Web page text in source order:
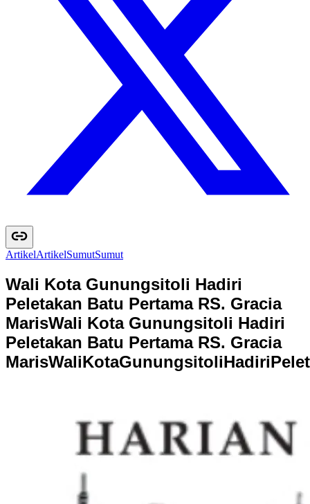
ArtikelArtikelSumutSumut
Wali Kota Gunungsitoli Hadiri
Peletakan Batu Pertama RS. Gracia
MarisWali Kota Gunungsitoli Hadiri
Peletakan Batu Pertama RS. Gracia
MarisWaliKotaGunungsitoliHadiriPelet